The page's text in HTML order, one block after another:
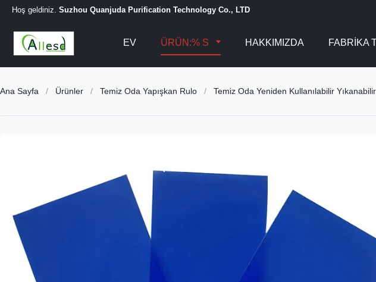
Hoş geldiniz. Suzhou Quanjuda Purification Technology Co., LTD
EV ÜRÜN:% S HAKKIMIZDA FABRIKA
Ana Sayfa / Ürünler / Temiz Oda Yapışkan Rulo / Temiz Oda Yeniden Kullanılabilir